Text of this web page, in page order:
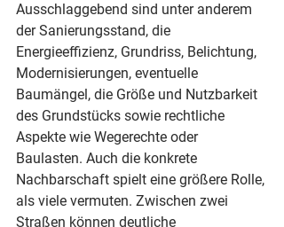
Ausschlaggebend sind unter anderem
der Sanierungsstand, die
Energieeffizienz, Grundriss, Belichtung,
Modernisierungen, eventuelle
Baumängel, die Größe und Nutzbarkeit
des Grundstücks sowie rechtliche
Aspekte wie Wegerechte oder
Baulasten. Auch die konkrete
Nachbarschaft spielt eine größere Rolle,
als viele vermuten. Zwischen zwei
Straßen können deutliche